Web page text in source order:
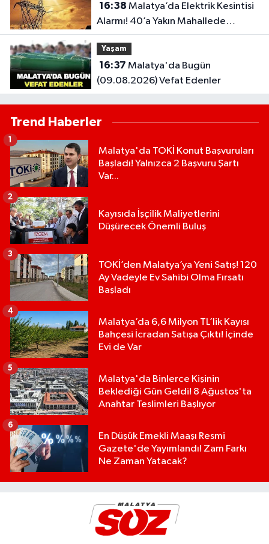
16:38
Alarmı! 40’a Yakın Mahallede
Saatler Belli Oldu
Yaşam
16:37
(09.08.2026) Vefat Edenler
Trend Haberler
Malatya'da TOKİ Konut Başvuruları
Başladı! Yalnızca 2 Başvuru Şartı
Var...
1
Kayısıda İşçilik Maliyetlerini
Düşürecek Önemli Buluş
2
TOKİ’den Malatya’ya Yeni Satış! 120
Ay Vadeyle Ev Sahibi Olma Fırsatı
Başladı
3
Malatya’da 6,6 Milyon TL’lik Kayısı
Bahçesi İcradan Satışa Çıktı! İçinde
Evi de Var
4
Malatya'da Binlerce Kişinin
Beklediği Gün Geldi! 8 Ağustos'ta
Anahtar Teslimleri Başlıyor
5
En Düşük Emekli Maaşı Resmi
Gazete'de Yayımlandı! Zam Farkı
Ne Zaman Yatacak?
6